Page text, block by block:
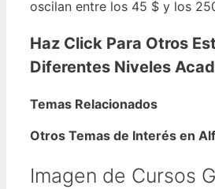
oscilan entre los 45 $ y los
Haz Click Para Otros
Diferentes Niveles
Temas Relacionados
Otros Temas de Interés en
Imagen de Cursos